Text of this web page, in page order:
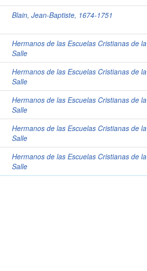
Blain, Jean-Baptiste, 1674-1751
Hermanos de las Escuelas Cristianas de la
Salle
Hermanos de las Escuelas Cristianas de la
Salle
Hermanos de las Escuelas Cristianas de la
Salle
Hermanos de las Escuelas Cristianas de la
Salle
Hermanos de las Escuelas Cristianas de la
Salle